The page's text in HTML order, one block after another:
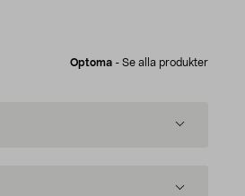
Optoma - Se alla produkter